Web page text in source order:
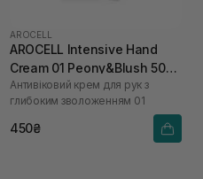
AROCELL
AROCELL Intensive Hand
Cream 01 Peony&Blush 50
мл
Антивіковий крем для рук з
глибоким зволоженням 01
450₴